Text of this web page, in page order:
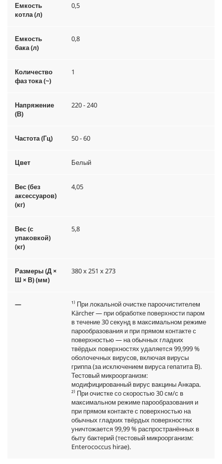
Емкость
котла (л)
0,5
Емкость
бака (л)
0,8
Количество
фаз тока (~)
1
Напряжение
(В)
220 - 240
Частота (Гц) 50 - 60
Цвет Белый
Вес (без
аксессуаров)
(кг)
4,05
Вес (с
упаковкой)
(кг)
5,8
Размеры (Д ×
Ш × В) (мм)
380 x 251 x 273
—
¹⁾ При локальной очистке пароочистителем
Kärcher — при обработке поверхности паром
в течение 30 секунд в максимальном режиме
парообразования и при прямом контакте с
поверхностью — на обычных гладких
твёрдых поверхностях удаляется 99,999 %
оболочечных вирусов, включая вирусы
гриппа (за исключением вируса гепатита B).
Тестовый микроорганизм:
модифицированный вирус вакцины Анкара.
²⁾ При очистке со скоростью 30 см/с в
максимальном режиме парообразования и
при прямом контакте с поверхностью на
обычных гладких твёрдых поверхностях
уничтожается 99,99 % распространённых в
быту бактерий (тестовый микроорганизм:
Enterococcus hirae).